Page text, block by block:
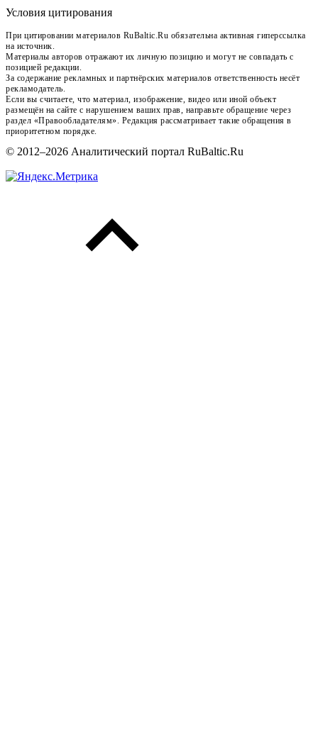
Условия цитирования
При цитировании материалов RuBaltic.Ru обязательна активная гиперссылка
на источник.
Материалы авторов отражают их личную позицию и могут не совпадать с
позицией редакции.
За содержание рекламных и партнёрских материалов ответственность несёт
рекламодатель.
Если вы считаете, что материал, изображение, видео или иной объект
размещён на сайте с нарушением ваших прав, направьте обращение через
раздел «Правообладателям». Редакция рассматривает такие обращения в
приоритетном порядке.
© 2012–2026 Аналитический портал RuBaltic.Ru